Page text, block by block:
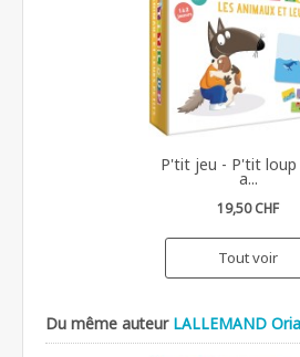
P'tit jeu - P'tit loup
a...
19,50 CHF
Tout voir
Du même auteur LALLEMAND